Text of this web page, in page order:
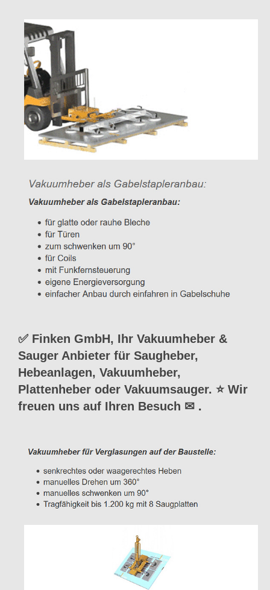
✅ Finken GmbH, Ihr Vakuumheber &
Sauger Anbieter für Saugheber,
Hebeanlagen, Vakuumheber,
Plattenheber oder Vakuumsauger. ⭐ Wir
freuen uns auf Ihren Besuch ✉ .